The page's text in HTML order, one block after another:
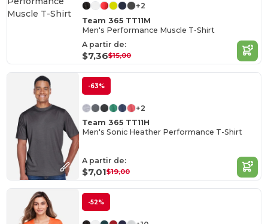
+2
Team 365 TT11M
Men's Performance Muscle T-Shirt
A partir de:
$7,36$15,00
-63%
+2
Team 365 TT11H
Men's Sonic Heather Performance T-Shirt
A partir de:
$7,01$19,00
-52%